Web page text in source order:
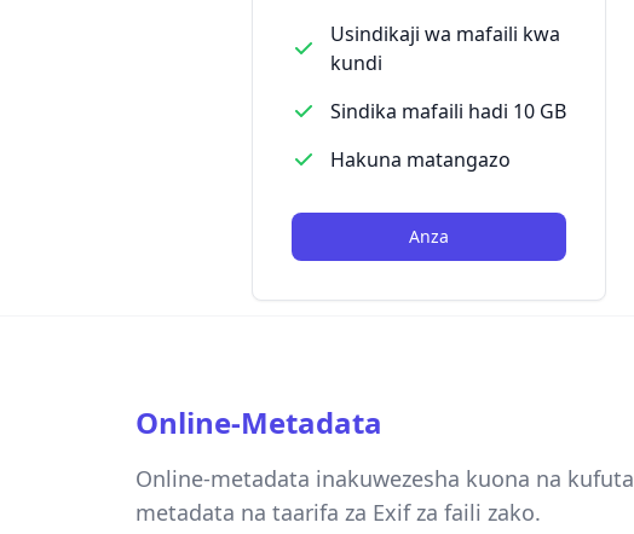
Usindikaji wa mafaili kwa
kundi
Sindika mafaili hadi 10 GB
Hakuna matangazo
Anza
Online-Metadata
Online-metadata inakuwezesha kuona na kufuta
metadata na taarifa za Exif za faili zako.